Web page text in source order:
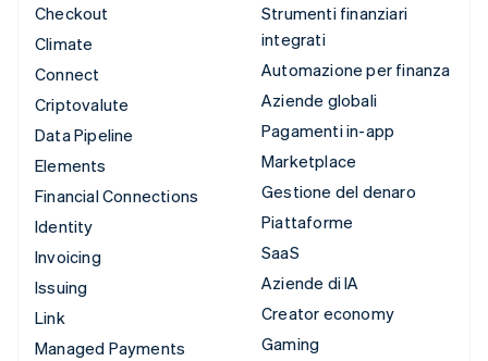
Checkout
Climate
Connect
Criptovalute
Data Pipeline
Elements
Financial Connections
Identity
Invoicing
Issuing
Link
Managed Payments
Strumenti finanziari
integrati
Automazione per finanza
Aziende globali
Pagamenti in-app
Marketplace
Gestione del denaro
Piattaforme
SaaS
Aziende di IA
Creator economy
Gaming